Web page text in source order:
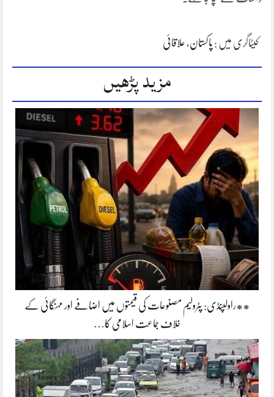
کیٹاگری میں : پاکستان، علاقائی
مزید پڑھیں
**راولپنڈی: پٹرولیم مصنوعات کی قیمتوں میں اضافے اور مہنگائی کے
خلاف جماعت اسلامی کا…